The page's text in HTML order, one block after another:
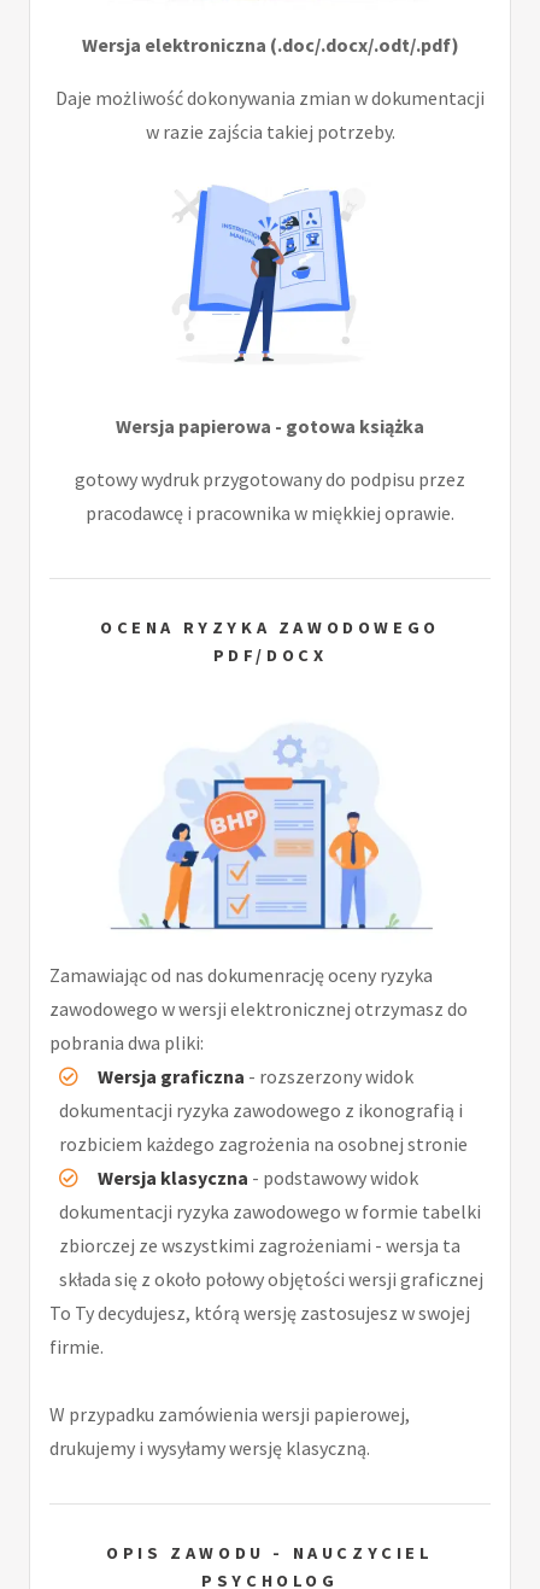
Wersja elektroniczna (.doc/.docx/.odt/.pdf)
Daje możliwość dokonywania zmian w dokumentacji
w razie zajścia takiej potrzeby.
Wersja papierowa - gotowa książka
gotowy wydruk przygotowany do podpisu przez
pracodawcę i pracownika w miękkiej oprawie.
OCENA RYZYKA ZAWODOWEGO
PDF/DOCX
Zamawiając od nas dokumenrację oceny ryzyka
zawodowego w wersji elektronicznej otrzymasz do
pobrania dwa pliki:
Wersja graficzna - rozszerzony widok
dokumentacji ryzyka zawodowego z ikonografią i
rozbiciem każdego zagrożenia na osobnej stronie
Wersja klasyczna - podstawowy widok
dokumentacji ryzyka zawodowego w formie tabelki
zbiorczej ze wszystkimi zagrożeniami - wersja ta
składa się z około połowy objętości wersji graficznej
To Ty decydujesz, którą wersję zastosujesz w swojej
firmie.
W przypadku zamówienia wersji papierowej,
drukujemy i wysyłamy wersję klasyczną.
OPIS ZAWODU - NAUCZYCIEL
PSYCHOLOG